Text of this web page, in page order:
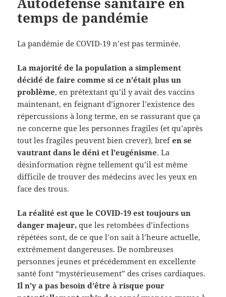
temps de pandémie
La pandémie de COVID-19 n’est pas terminée.
La majorité de la population a simplement
décidé de faire comme si ce n’était plus un
problème, en prétextant qu’il y avait des vaccins
maintenant, en feignant d’ignorer l’existence des
répercussions à long terme, en se rassurant que ça
ne concerne que les personnes fragiles (et qu’après
tout les fragiles peuvent bien crever), brefen se
vautrant dans le déni et l’eugénisme. La
désinformation règne tellement qu’il est même
difficile de trouver des médecins avec les yeux en
face des trous.
La réalité est que le COVID-19 est toujours un
danger majeur, que les retombées d’infections
répétées sont, de ce que l’on sait à l’heure actuelle,
extrêmement dangereuses. De nombreuses
personnes jeunes et précédemment en excellente
santé font “mystérieusement” des crises cardiaques.
Il n’y a pas besoin d’être à risque pour